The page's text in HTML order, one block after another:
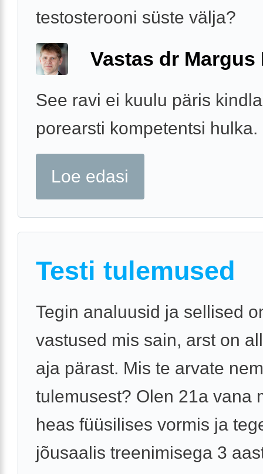
testosterooni süste välja?
Vastas dr Margus
See ravi ei kuulu päris
porearsti kompetentsi hulka.
Loe edasi
Testi tulemused
Tegin analuusid ja sellised
vastused mis sain, arst on
aja pärast. Mis te arvate
tulemusest? Olen 21a vana
heas füüsilises vormis ja
jõusaalis treenimisega 3